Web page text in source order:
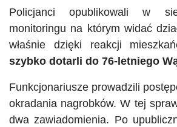
Policjanci opublikowali w
monitoringu na którym widać
właśnie dzięki reakcji
szybko dotarli do 76-letniego
Funkcjonariusze prowadzili
okradania nagrobków. W tej
dwa zawiadomienia. Po